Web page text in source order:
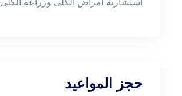
حجز المواعيد